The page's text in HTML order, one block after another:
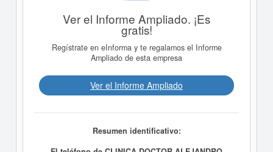
Ver el Informe Ampliado. ¡Es
gratis!
Regístrate en eInforma y te regalamos el Informe
Ampliado de esta empresa
Ver el Informe Ampliado
Resumen identificativo: